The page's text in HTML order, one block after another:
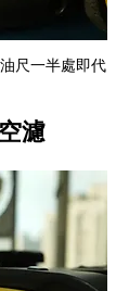
尺一半處即代
濾